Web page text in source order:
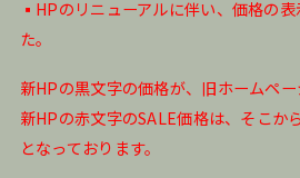
▪️HPのリニューアルに伴い、価格の
た。
新HPの黒文字の価格が、旧ホームペ
新HPの赤文字のSALE価格は、そこか
となっております。